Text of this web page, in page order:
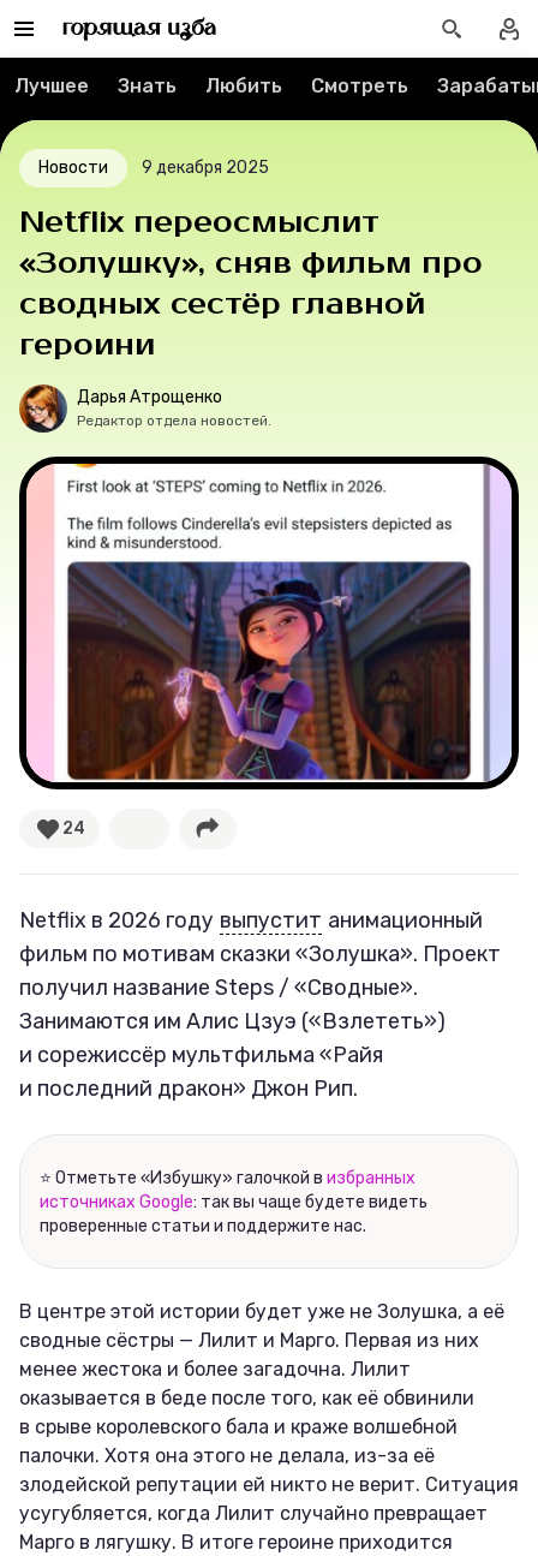
Реклама
Спецпроекты
Вакансии
Контакты
О проекте
Мерч
О компании
Рубрики
Новости
Лучшее
Секспросвет
Великие женщины
Тренды
Ваши истории
Соцсети
Лучшее Знать Любить Смотреть
Новости 9 декабря 2025
Netflix переосмыслит
«Золушку», сняв фильм про
сводных сестёр главной
героини
Дарья Атрощенко
Редактор отдела новостей.
24
Netflix в 2026 году выпустит анимационный
фильм по мотивам сказки «Золушка». Проект
получил название Steps / «Сводные».
Занимаются им Алис Цзуэ («Взлететь»)
и сорежиссёр мультфильма «Райя
и последний дракон» Джон Рип.
⭐ Отметьте «Избушку» галочкой в избранных
источниках Google: так вы чаще будете видеть
проверенные статьи и поддержите нас.
В центре этой истории будет уже не Золушка, а её
сводные сёстры — Лилит и Марго. Первая из них
менее жестока и более загадочна. Лилит
оказывается в беде после того, как её обвинили
в срыве королевского бала и краже волшебной
палочки. Хотя она этого не делала, из-за её
злодейской репутации ей никто не верит. Ситуация
усугубляется, когда Лилит случайно превращает
Марго в лягушку. В итоге героине приходится